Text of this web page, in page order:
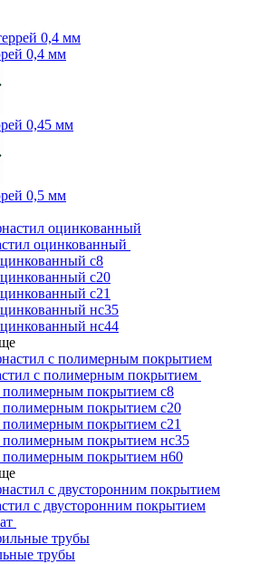
0,4 мм
0,45 мм
0,5 мм
оцинкованный
с8
с20
с21
нс35
нс44
с полимерным покрытием
покрытием с8
покрытием с20
покрытием с21
покрытием нс35
покрытием н60
с двусторонним покрытием
трубы